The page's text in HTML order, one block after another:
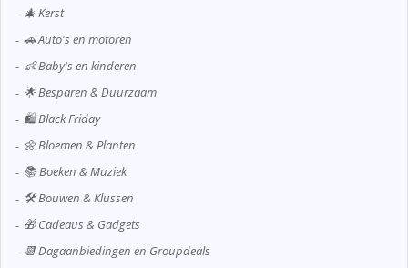
🎄 Kerst
🚗 Auto's en motoren
👶 Baby's en kinderen
🌟 Besparen & Duurzaam
🛍️ Black Friday
🌼 Bloemen & Planten
📚 Boeken & Muziek
🛠️ Bouwen & Klussen
🎁 Cadeaus & Gadgets
📆 Dagaanbiedingen en Groupdeals